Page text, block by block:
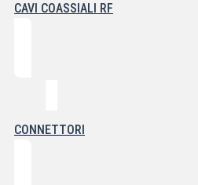
CAVI COASSIALI RF
CONNETTORI